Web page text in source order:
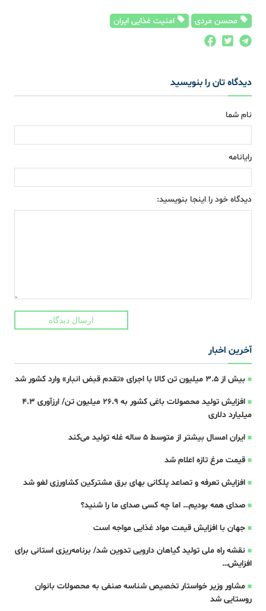
محسن مردی امنیت غذایی ایران
دیدگاه تان را بنویسید
نام شما
رایانامه
دیدگاه خود را اینجا بنویسید:
ارسال دیدگاه
آخرین اخبار
بیش از ۳.۵ میلیون تن کالا با اجرای «تقدم قبض انبار» وارد کشور شد
افزایش تولید محصولات باغی کشور به ۲۶.۹ میلیون تن/ ارزآوری ۴.۳
میلیارد دلاری
ایران امسال بیشتر از متوسط 5 ساله غله تولید می‌کند
قیمت مرغ تازه اعلام شد
افزایش تعرفه و تصاعد پلکانی بهای برق مشترکین کشاورزی لغو شد
صدای همه بودیم… اما چه کسی صدای ما را شنید؟
جهان با افزایش قیمت مواد غذایی مواجه است
نقشه راه ملی تولید گیاهان دارویی تدوین شد/ برنامه‌ریزی استانی برای
افزایش…
مشاور وزیر خواستار تخصیص شناسه صنفی به محصولات بانوان
روستایی شد